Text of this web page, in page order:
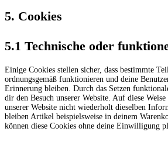
5. Cookies
5.1 Technische oder
Einige Cookies stellen sicher, dass bestimmte
ordnungsgemäß funktionieren und deine
Erinnerung bleiben. Durch das Setzen
dir den Besuch unserer Website. Auf diese
unserer Website nicht wiederholt dieselben
bleiben Artikel beispielsweise in deinem
können diese Cookies ohne deine Einwilligung